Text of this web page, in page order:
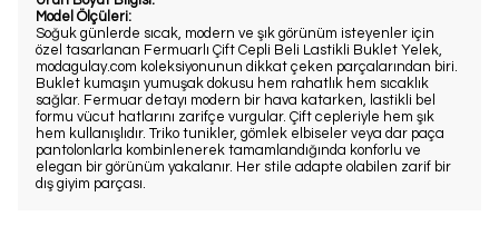
Model Ölçüleri:
Soğuk günlerde sıcak, modern ve şık görünüm isteyenler için
özel tasarlanan Fermuarlı Çift Cepli Beli Lastikli Buklet Yelek,
modagulay.com koleksiyonunun dikkat çeken parçalarından biri.
Buklet kumaşın yumuşak dokusu hem rahatlık hem sıcaklık
sağlar. Fermuar detayı modern bir hava katarken, lastikli bel
formu vücut hatlarını zarifçe vurgular. Çift cepleriyle hem şık
hem kullanışlıdır. Triko tunikler, gömlek elbiseler veya dar paça
pantolonlarla kombinlenerek tamamlandığında konforlu ve
elegan bir görünüm yakalanır. Her stile adapte olabilen zarif bir
dış giyim parçası.